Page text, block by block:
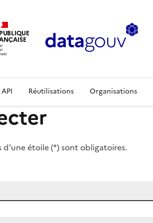
API Réutilisations Organisations
d'une étoile (*) sont obligatoires.